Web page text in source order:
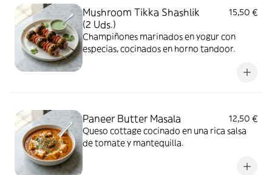
Mushroom Tikka Shashlik
(2 Uds.)
15,50 €
Champiñones marinados en yogur con
especias, cocinados en horno tandoor.
Paneer Butter Masala
12,50 €
Queso cottage cocinado en una rica salsa
de tomate y mantequilla.